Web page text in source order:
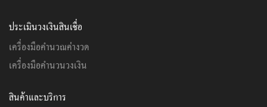
ประเมินวงเงินสินเชื่อ
เครื่องมือคำนวณค่างวด
เครื่องมือคำนวนวงเงิน
สินค้าและบริการ